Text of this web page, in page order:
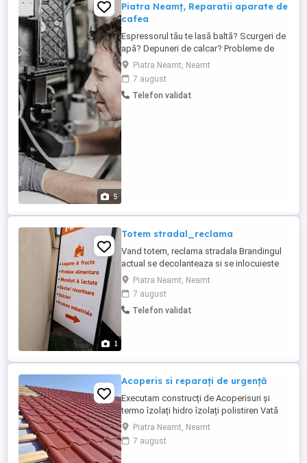
5
Piatra Neamț, Reparatii aparate de
cafea
Espressorul tău te lasă baltă? Scurgeri de
apă? Depuneri de calcar? Probleme de
presiune? Afișaj defect sau sistem de
spumare cu erori? Nu-ți face griji suntem
aici! La Ilovecoffee, intervenim rapid și
oferim soluții durabile pentru orice model.
Piatra Neamt, Neamt
7 august
Telefon validat
1
Totem stradal_reclama
Vand totem, reclama stradala Brandingul
actual se decolanteaza si se inlocuieste
cu brandingul dorit de dumneavoastra
Este foarte putin folosit Detalii la telefon
Piatra Neamt, Neamt
7 august
Telefon validat
Acoperis si reparați de urgență
Executam construcți de Acoperisuri și
termo îzolați hidro îzolați polistiren Vată
Decorativa. Tencuieli Lavabile etc....
Sisteme complete dulgherie Mansardari
Terase foișoare Asteriale montaj
Piatra Neamt, Neamt
7 august